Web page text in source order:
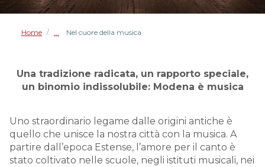
Home / Nel cuore della musica
Una tradizione radicata, un rapporto speciale,
un binomio indissolubile: Modena è musica
Uno straordinario legame dalle origini antiche è
quello che unisce la nostra città con la musica. A
partire dall’epoca Estense, l’amore per il canto è
stato coltivato nelle scuole, negli istituti musicali, nei